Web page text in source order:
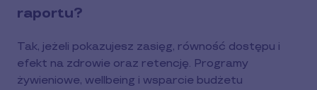
raportu?
Tak, jeżeli pokazujesz zasięg, równość dostępu i
efekt na zdrowie oraz retencję. Programy
żywieniowe, wellbeing i wsparcie budżetu